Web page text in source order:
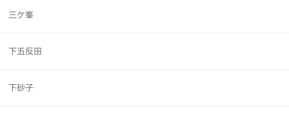
三ケ峯
下五反田
下砂子